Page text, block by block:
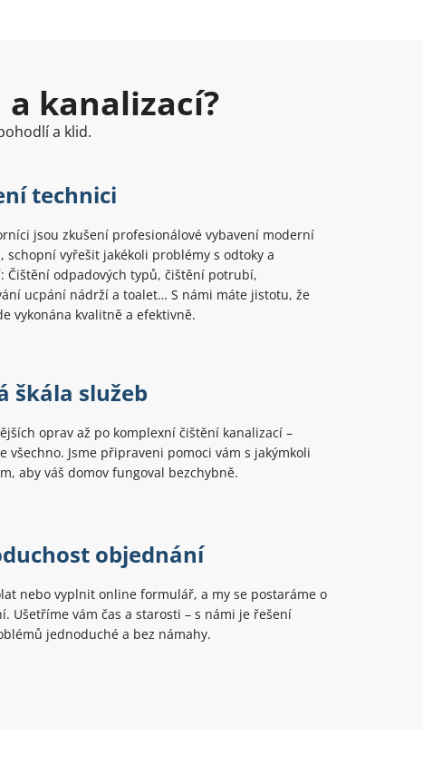
kanalizací?
a klid.
technici
jsou zkušení profesionálové vybavení moderní
schopní vyřešit jakékoli problémy s odtoky a
Čištění odpadových typů, čištění potrubí,
ucpání nádrží a toalet… S námi máte jistotu, že
vykonána kvalitně a efektivně.
škála služeb
oprav až po komplexní čištění kanalizací –
všechno. Jsme připraveni pomoci vám s jakýmkoli
aby váš domov fungoval bezchybně.
objednání
nebo vyplnit online formulář, a my se postaráme o
Ušetříme vám čas a starosti – s námi je řešení
jednoduché a bez námahy.